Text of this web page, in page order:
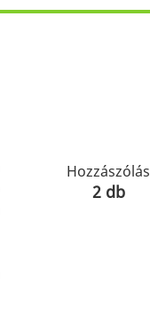
Hozzászólás
2 db